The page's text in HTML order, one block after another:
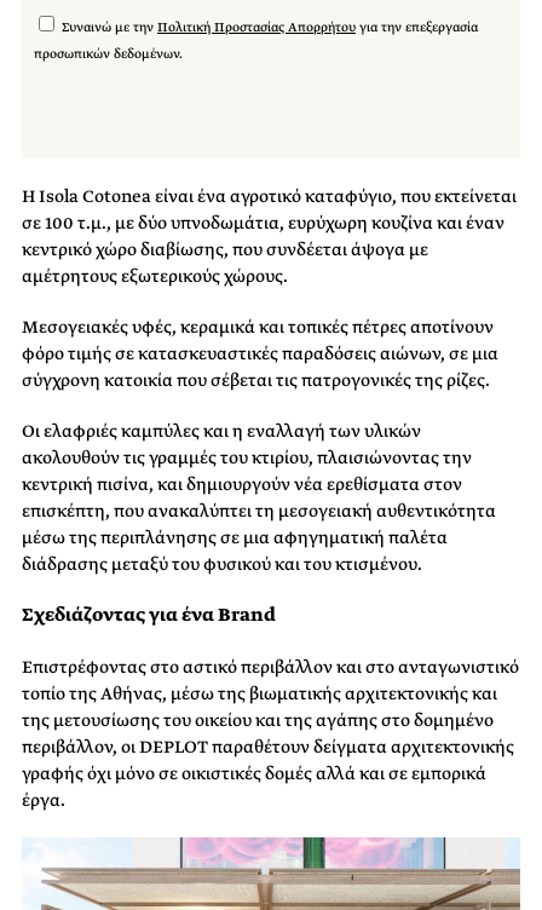
Συναινώ με την Πολιτική Προστασίας Απορρήτου για την επεξεργασία
προσωπικών δεδομένων.
Η Isola Cotonea είναι ένα αγροτικό καταφύγιο, που εκτείνεται
σε 100 τ.μ., με δύο υπνοδωμάτια, ευρύχωρη κουζίνα και έναν
κεντρικό χώρο διαβίωσης, που συνδέεται άψογα με
αμέτρητους εξωτερικούς χώρους.
Μεσογειακές υφές, κεραμικά και τοπικές πέτρες αποτίνουν
φόρο τιμής σε κατασκευαστικές παραδόσεις αιώνων, σε μια
σύγχρονη κατοικία που σέβεται τις πατρογονικές της ρίζες.
Οι ελαφριές καμπύλες και η εναλλαγή των υλικών
ακολουθούν τις γραμμές του κτιρίου, πλαισιώνοντας την
κεντρική πισίνα, και δημιουργούν νέα ερεθίσματα στον
επισκέπτη, που ανακαλύπτει τη μεσογειακή αυθεντικότητα
μέσω της περιπλάνησης σε μια αφηγηματική παλέτα
διάδρασης μεταξύ του φυσικού και του κτισμένου.
Σχεδιάζοντας για ένα Brand
Επιστρέφοντας στο αστικό περιβάλλον και στο ανταγωνιστικό
τοπίο της Αθήνας, μέσω της βιωματικής αρχιτεκτονικής και
της μετουσίωσης του οικείου και της αγάπης στο δομημένο
περιβάλλον, οι DEPLOT παραθέτουν δείγματα αρχιτεκτονικής
γραφής όχι μόνο σε οικιστικές δομές αλλά και σε εμπορικά
έργα.